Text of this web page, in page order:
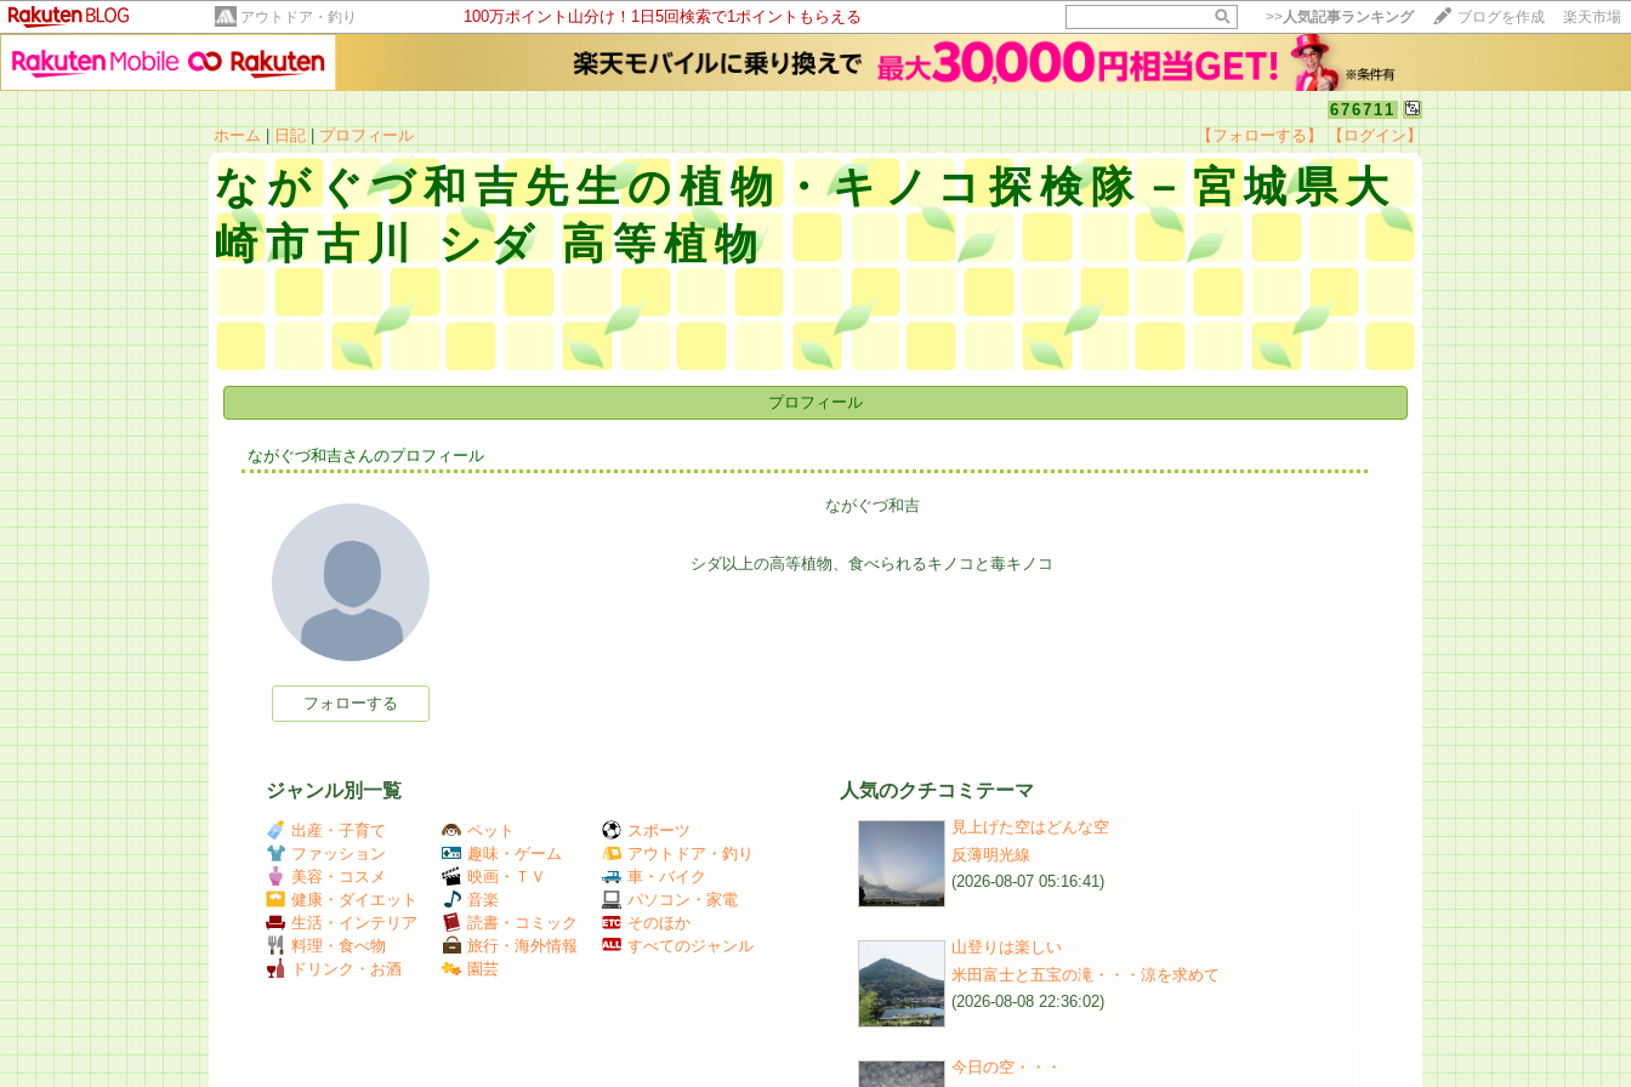
アウトドア・釣り 100万ポイント山分け！1日5回検索で1ポイントもらえる >>人気記事ランキング ブログを作成 楽天市場
676711
ホーム
日記 プロフィール 【フォローする】 【ログイン】
ながぐづ和吉先生の植物・キノコ探検隊－宮城県大
崎市古川 シダ 高等植物
プロフィール
ながぐづ和吉さんのプロフィール
フォローする
ながぐづ和吉
シダ以上の高等植物、食べられるキノコと毒キノコ
ジャンル別一覧
出産・子育て
ファッション
美容・コスメ
健康・ダイエット
生活・インテリア
料理・食べ物
ドリンク・お酒
ペット
趣味・ゲーム
映画・ＴＶ
音楽
読書・コミック
旅行・海外情報
園芸
スポーツ
アウトドア・釣り
車・バイク
パソコン・家電
そのほか
すべてのジャンル
人気のクチコミテーマ
見上げた空はどんな空
反薄明光線
(2026-08-07 05:16:41)
山登りは楽しい
米田富士と五宝の滝・・・涼を求めて
(2026-08-08 22:36:02)
今日の空・・・